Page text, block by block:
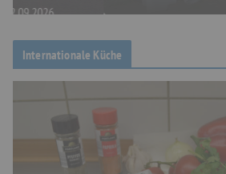
Internationale Küche